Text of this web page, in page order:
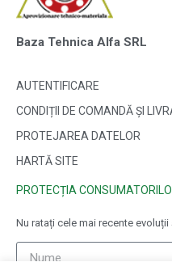
Baza Tehnica Alfa SRL
AUTENTIFICARE
CONDIȚII DE COMANDĂ ȘI
PROTEJAREA DATELOR
HARTĂ SITE
PROTECȚIA
Nu ratați cele mai recente evoluții